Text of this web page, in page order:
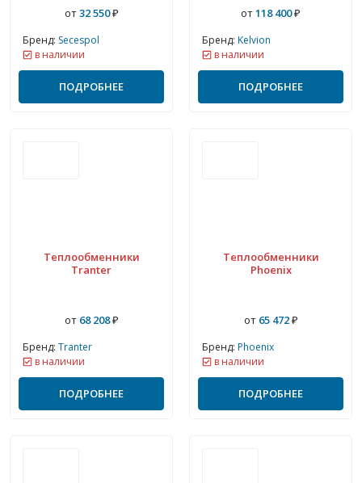
от32 550₽
Бренд: Secespol
в наличии
ПОДРОБНЕЕ
от118 400₽
Бренд: Kelvion
в наличии
ПОДРОБНЕЕ
Теплообменники
Tranter
от68 208₽
Бренд: Tranter
в наличии
ПОДРОБНЕЕ
Теплообменники
Phoenix
от65 472₽
Бренд: Phoenix
в наличии
ПОДРОБНЕЕ